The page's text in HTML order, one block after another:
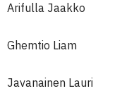
Arifulla Jaakko
Ghemtio Liam
Javanainen Lauri